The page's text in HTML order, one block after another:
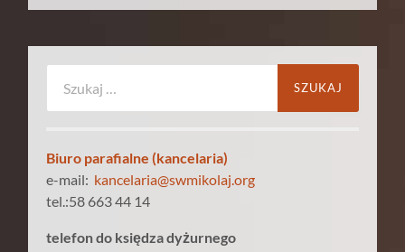
Biuro parafialne (kancelaria)
e-mail: kancelaria@swmikolaj.org
tel.:58 663 44 14
telefon do księdza dyżurnego